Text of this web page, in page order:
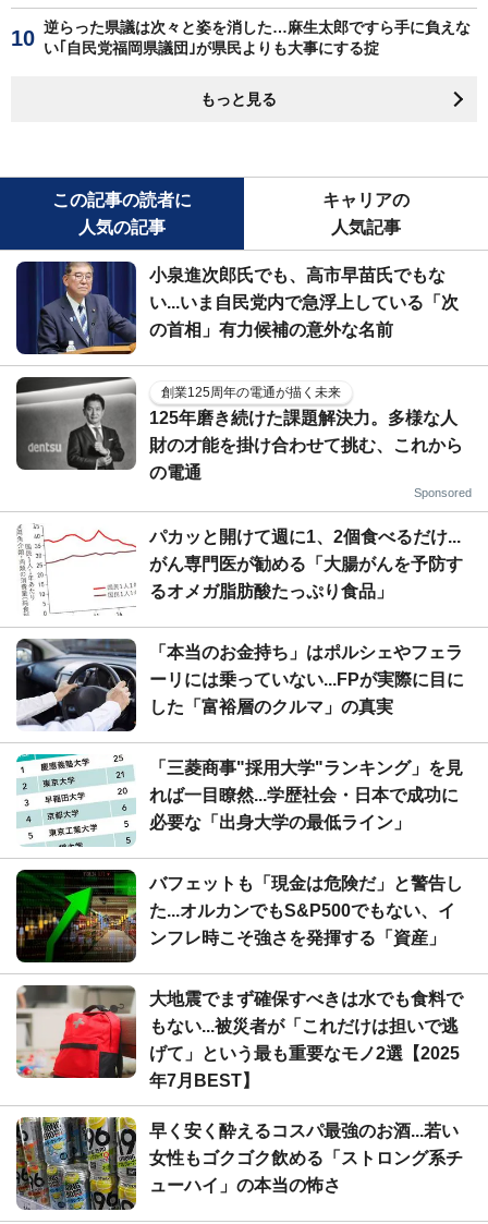
逆らった県議は次々と姿を消した…麻生太郎ですら手に負えな
い｢自民党福岡県議団｣が県民よりも大事にする掟
もっと見る
この記事の読者に
人気の記事
キャリアの
人気記事
小泉進次郎氏でも、高市早苗氏でもな
い...いま自民党内で急浮上している「次
の首相」有力候補の意外な名前
創業125周年の電通が描く未来
125年磨き続けた課題解決力。多様な人
財の才能を掛け合わせて挑む、これから
の電通
Sponsored
パカッと開けて週に1、2個食べるだけ...
がん専門医が勧める「大腸がんを予防す
るオメガ脂肪酸たっぷり食品」
「本当のお金持ち」はポルシェやフェラ
ーリには乗っていない...FPが実際に目に
した「富裕層のクルマ」の真実
「三菱商事"採用大学"ランキング」を見
れば一目瞭然...学歴社会・日本で成功に
必要な「出身大学の最低ライン」
バフェットも「現金は危険だ」と警告し
た...オルカンでもS&P500でもない、イ
ンフレ時こそ強さを発揮する「資産」
大地震でまず確保すべきは水でも食料で
もない...被災者が「これだけは担いで逃
げて」という最も重要なモノ2選【2025
年7月BEST】
早く安く酔えるコスパ最強のお酒...若い
女性もゴクゴク飲める「ストロング系チ
ューハイ」の本当の怖さ